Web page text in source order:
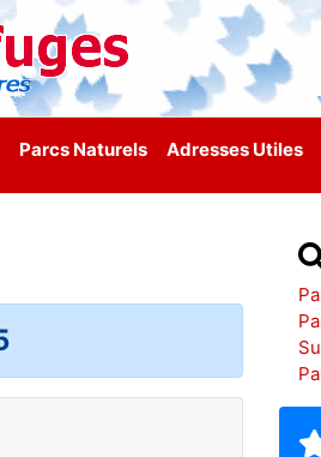
Parcs Naturels Adresses Utiles